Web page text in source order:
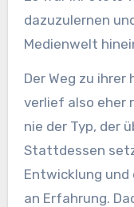
dazuzulernen
Medienwelt
Der Weg zu
verlief also eher
nie der Typ, der
Stattdessen
Entwicklung und
an Erfahrung.